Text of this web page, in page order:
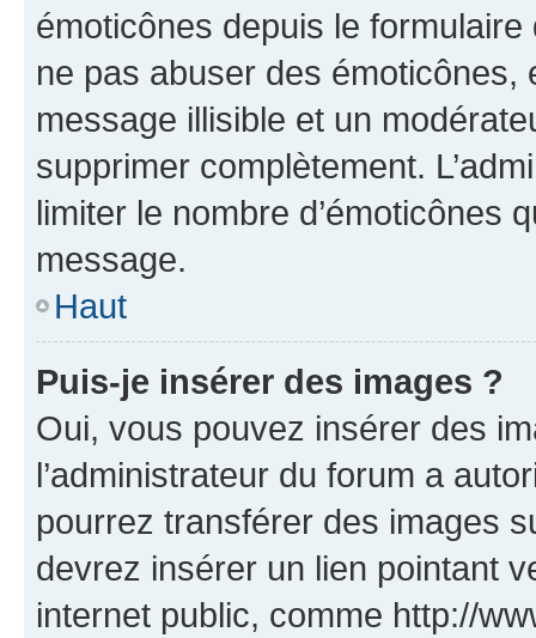
émoticônes depuis le
ne pas abuser des
message illisible et un
supprimer complètement.
limiter le nombre d’émoticônes
message.
Haut
Puis-je insérer des images ?
Oui, vous pouvez insérer des
l’administrateur du forum a
pourrez transférer des images
devrez insérer un lien pointant
internet public, comme http://